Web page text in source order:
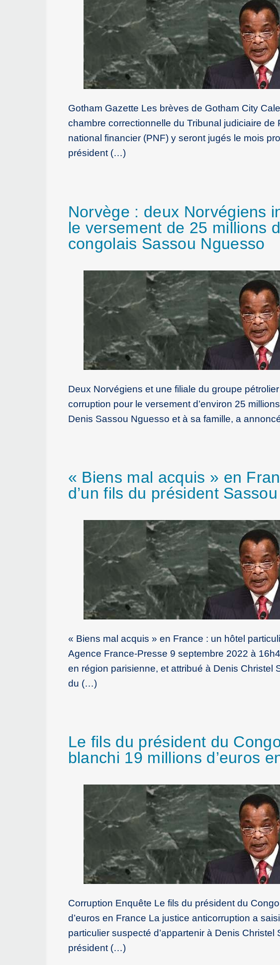
Gotham Gazette Les brèves de Gotham City
chambre correctionnelle du Tribunal judiciaire
national financier (PNF) y seront jugés le mois
président (…)
Norvège : deux Norvégiens
le versement de 25 millions
congolais Sassou Nguesso
Deux Norvégiens et une filiale du groupe
corruption pour le versement d’environ 25
Denis Sassou Nguesso et à sa famille, a
« Biens mal acquis » en
d’un fils du président
« Biens mal acquis » en France : un hôtel
Agence France-Presse 9 septembre 2022 à
en région parisienne, et attribué à Denis Christel
du (…)
Le fils du président du
blanchi 19 millions d’euros
Corruption Enquête Le fils du président du
d’euros en France La justice anticorruption a
particulier suspecté d’appartenir à Denis
président (…)